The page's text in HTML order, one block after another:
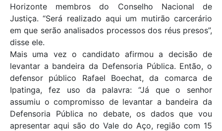
Horizonte membros do Conselho Nacional de
Justiça. “Será realizado aqui um mutirão carcerário
em que serão analisados processos dos réus presos”,
disse ele.
Mais uma vez o candidato afirmou a decisão de
levantar a bandeira da Defensoria Pública. Então, o
defensor público Rafael Boechat, da comarca de
Ipatinga, fez uso da palavra: “Já que o senhor
assumiu o compromisso de levantar a bandeira da
Defensoria Pública no debate, os dados que vou
apresentar aqui são do Vale do Aço, região com 15